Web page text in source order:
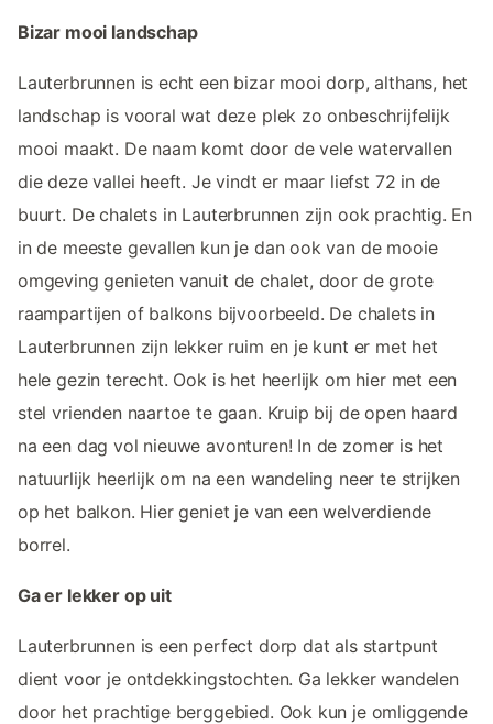
Bizar mooi landschap
Lauterbrunnen is echt een bizar mooi dorp, althans, het
landschap is vooral wat deze plek zo onbeschrijfelijk
mooi maakt. De naam komt door de vele watervallen
die deze vallei heeft. Je vindt er maar liefst 72 in de
buurt. De chalets in Lauterbrunnen zijn ook prachtig. En
in de meeste gevallen kun je dan ook van de mooie
omgeving genieten vanuit de chalet, door de grote
raampartijen of balkons bijvoorbeeld. De chalets in
Lauterbrunnen zijn lekker ruim en je kunt er met het
hele gezin terecht. Ook is het heerlijk om hier met een
stel vrienden naartoe te gaan. Kruip bij de open haard
na een dag vol nieuwe avonturen! In de zomer is het
natuurlijk heerlijk om na een wandeling neer te strijken
op het balkon. Hier geniet je van een welverdiende
borrel.
Ga er lekker op uit
Lauterbrunnen is een perfect dorp dat als startpunt
dient voor je ontdekkingstochten. Ga lekker wandelen
door het prachtige berggebied. Ook kun je omliggende